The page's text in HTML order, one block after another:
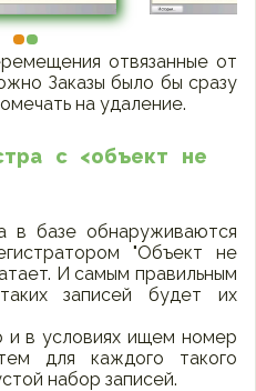
отвязанные от
Заказы было бы сразу
на удаление.
с <объект не
в базе обнаруживаются
"Объект не
И самым правильным
записей будет их
и в условиях ищем номер
для каждого такого
набор записей.